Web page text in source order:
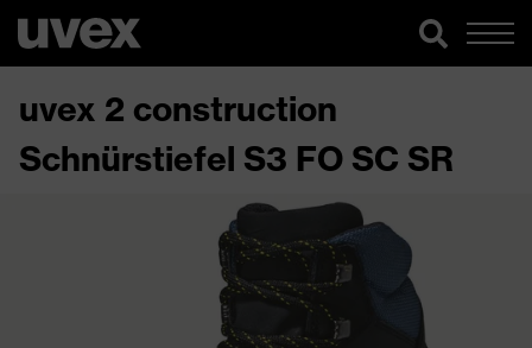
uvex 2 construction
Schnürstiefel S3 FO SC SR